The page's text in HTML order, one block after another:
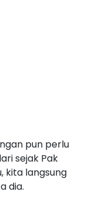
pun perlu
sejak Pak
kita langsung
dia.